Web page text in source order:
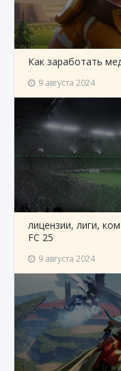
Как заработать
9 августа 2024
лицензии, лиги,
FC 25
9 августа 2024